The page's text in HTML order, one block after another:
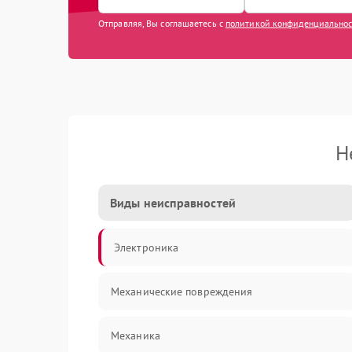
Отправляя, Вы соглашаетесь с политикой
Виды неисправностей
Электроника
Механические повреждения
Механика